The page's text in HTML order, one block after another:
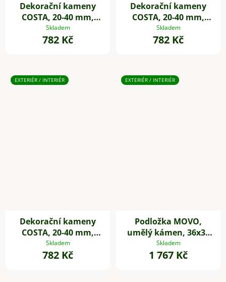
Dekorační kameny
COSTA, 20-40 mm,
plast, bílá
Skladem
782 Kč
Dekorační kameny
COSTA, 20-40 mm,
plast, šedá
Skladem
782 Kč
EXTERIÉR / INTERIÉR
Dekorační kameny
COSTA, 20-40 mm,
plast, černá
Skladem
782 Kč
EXTERIÉR / INTERIÉR
Podložka MOVO,
umělý kámen, 36x36
cm šedá
Skladem
1 767 Kč